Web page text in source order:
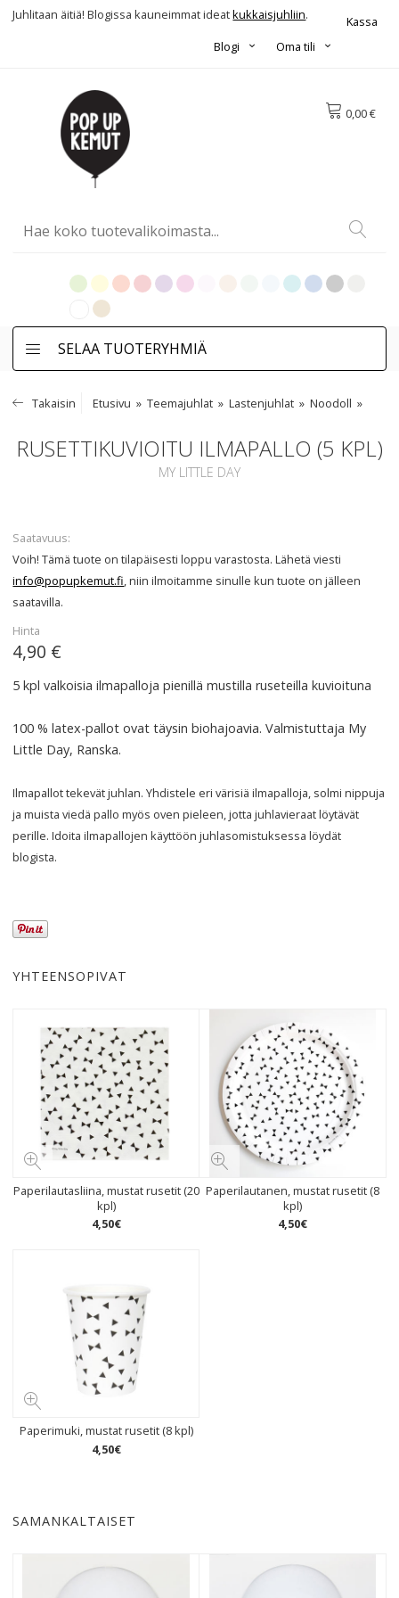
Juhlitaan äitiä! Blogissa kauneimmat ideatkukkaisjuhliin.
Kassa
Oma tili
Blogi
0,00 €
SELAA TUOTERYHMIÄ
Takaisin Etusivu Teemajuhlat Lastenjuhlat Noodoll
RUSETTIKUVIOITU ILMAPALLO (5 KPL)
MY LITTLE DAY
Saatavuus
Voih! Tämä tuote on tilapäisesti loppu varastosta. Lähetä viesti
info@popupkemut.fi, niin ilmoitamme sinulle kun tuote on jälleen
saatavilla.
Hinta
4,90 €
5 kpl valkoisia ilmapalloja pienillä mustilla ruseteilla kuvioituna
100 % latex-pallot ovat täysin biohajoavia. Valmistuttaja My
Little Day, Ranska.
Ilmapallot tekevät juhlan. Yhdistele eri värisiä ilmapalloja, solmi nippuja
ja muista viedä pallo myös oven pieleen, jotta juhlavieraat löytävät
perille. Idoita ilmapallojen käyttöön juhlasomistuksessa löydät
blogista.
YHTEENSOPIVAT
Paperilautasliina, mustat rusetit (20
kpl)
4,50€
Paperilautanen, mustat rusetit (8
kpl)
4,50€
Paperimuki, mustat rusetit (8 kpl)
4,50€
SAMANKALTAISET